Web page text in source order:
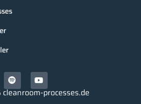
processes.de